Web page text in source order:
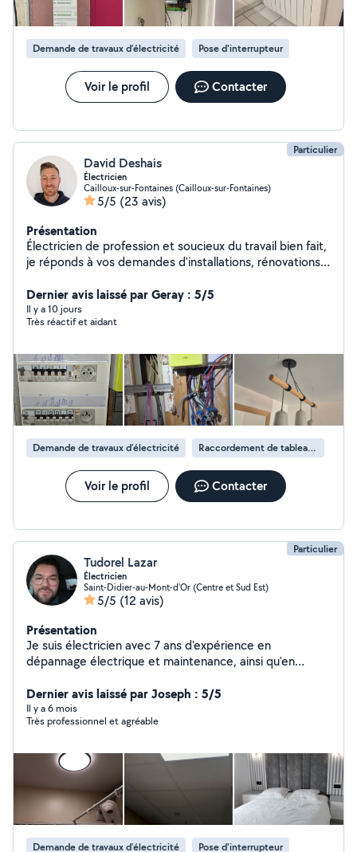
Demande de travaux d’électricité Pose d'interrupteur
Voir le profil Contacter
Particulier
David Deshais
Électricien
Cailloux-sur-Fontaines (Cailloux-sur-Fontaines)
5/5 (23 avis)
Présentation
Électricien de profession et soucieux du travail bien fait,
je réponds à vos demandes d'installations, rénovations,
Dernier avis laissé par Geray : 5/5
Il y a 10 jours
Très réactif et aidant
Demande de travaux d’électricité Raccordement de tableau électrique
Voir le profil Contacter
Particulier
Tudorel Lazar
Électricien
Saint-Didier-au-Mont-d'Or (Centre et Sud Est)
5/5 (12 avis)
Présentation
Je suis électricien avec 7 ans d'expérience en
dépannage électrique et maintenance, ainsi qu'en
électricité. En tant qu'électricien expérimenté, je suis
passionné par mon métier et je suis toujours à la
recherche de nouveaux défis. J'ai acquis une solide
permet de réaliser des travaux de qualité en toute
sécurité. N'hésitez pas à me contacter pour toute
question ou demande de devis. Je serai ravi de vous
conseiller et de vous accompagner dans vos projets
électriques. Voici quelques-uns de mes services :
Dépannage électrique : recherche et résolution de
Dernier avis laissé par Joseph : 5/5
Il y a 6 mois
Très professionnel et agréable
Demande de travaux d’électricité Pose d'interrupteur